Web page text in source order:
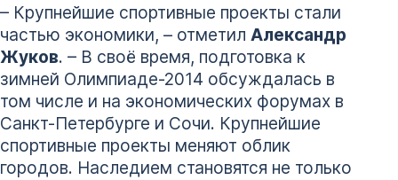
– Крупнейшие спортивные проекты стали
частью экономики, – отметил Александр
Жуков. – В своё время, подготовка к
зимней Олимпиаде-2014 обсуждалась в
том числе и на экономических форумах в
Санкт-Петербурге и Сочи. Крупнейшие
спортивные проекты меняют облик
городов. Наследием становятся не только